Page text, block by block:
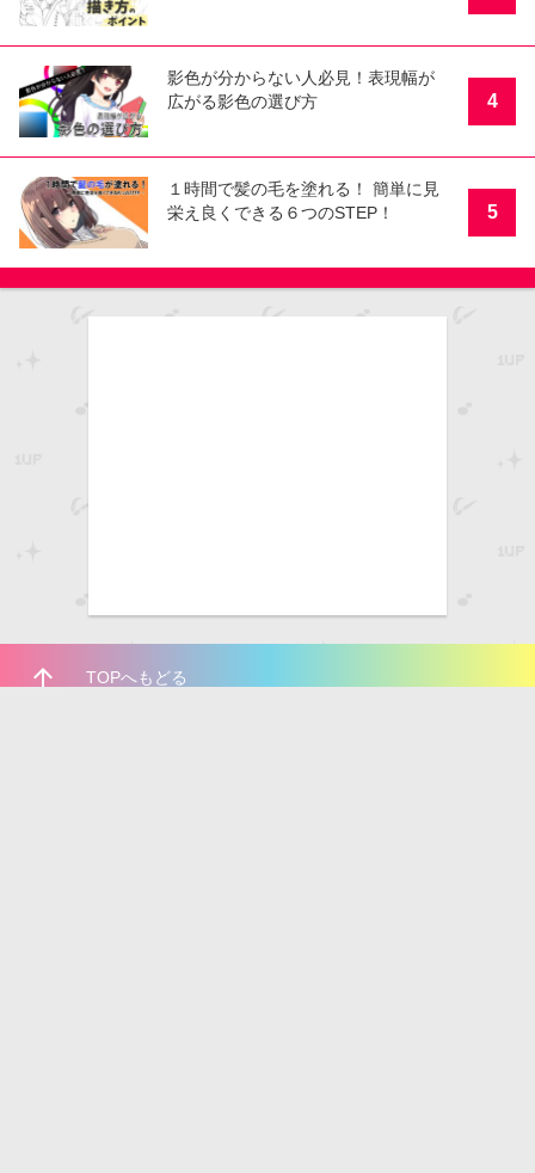
影色が分からない人必見！表現幅が
広がる影色の選び方
4
１時間で髪の毛を塗れる！ 簡単に見
栄え良くできる６つのSTEP！
5
arrow_upward TOPへもどる